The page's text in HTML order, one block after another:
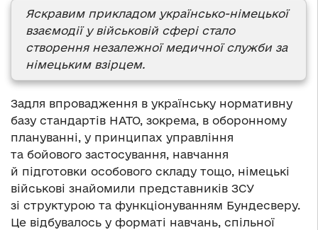
Яскравим прикладом українсько-німецької
взаємодії у військовій сфері стало
створення незалежної медичної служби за
німецьким взірцем.
Задля впровадження в українську нормативну
базу стандартів НАТО, зокрема, в оборонному
плануванні, у принципах управління
та бойового застосування, навчання
й підготовки особового складу тощо, німецькі
військові знайомили представників ЗСУ
зі структурою та функціонуванням Бундесверу.
Це відбувалось у форматі навчань, спільної